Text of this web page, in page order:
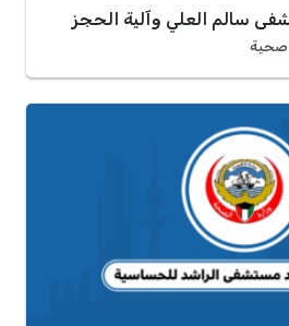
سالم العلي وآلية الحجز